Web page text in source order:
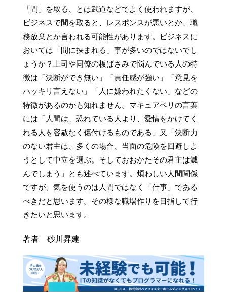
「間」を取る、とは武道などでよく使われますが、
ビジネスで間を取ると、レスポンスが悪いとか、職
務放棄とか言われる可能性があります。ビジネスに
おいては「間に挟まれる」事が多いのではないでし
ょうか？上司や同僚の板ばさみで悩んでいる人の特
徴は「決断ができ無い」「責任感が強い」「意見を
ハッキリ言えない」「人に嫌われたくない」などの
特徴があるのかも知れません。マキュアベリの言葉
には「人間は、恐れている人より、愛情をかけてく
れる人を容赦なく傷付けるものである」又「決断力
のない君主は、多くの場合、当面の危険を回避しよ
うとして中立を選ぶ。そしておおかたその君主は滅
んでしまう」とも述べています。煩わしい人間関係
ですが、気を使うのは人間ではなく「仕事」である
べきだと思います。その様な職場作りを目指して行
きたいと思います。
著者 砂川昇建